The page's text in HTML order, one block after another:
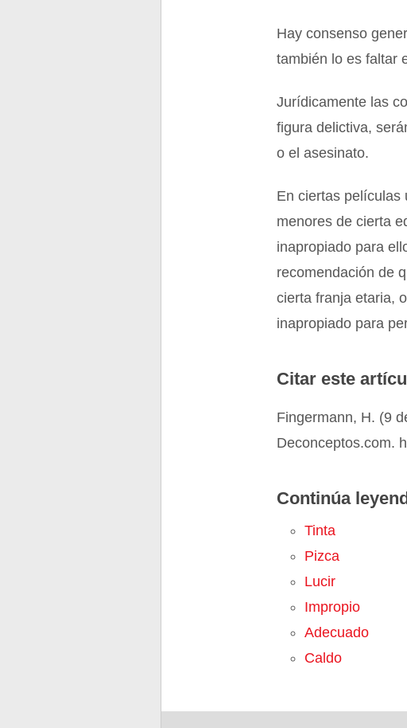
Hay consenso
también lo es faltar
Jurídicamente las
figura delictiva,
o el asesinato.
En ciertas películas
menores de cierta
inapropiado para
recomendación de
cierta franja etaria,
inapropiado para
Citar este
Fingermann, H. (9
Deconceptos.com.
Continúa
Tinta
Pizca
Lucir
Impropio
Adecuado
Caldo